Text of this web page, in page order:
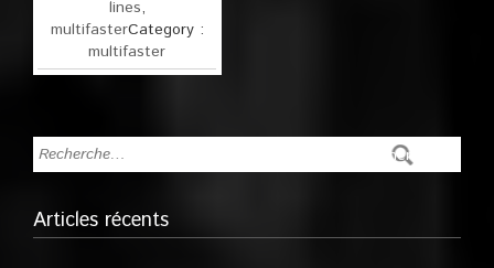
lines,
multifasterCategory :
multifaster
Articles récents